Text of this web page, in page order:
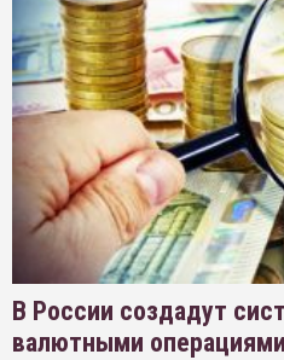
В России создадут
валютными операциями